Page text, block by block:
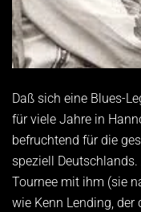
Daß sich eine Blues-
für viele Jahre in
befruchtend für die
speziell
Tournee mit ihm (sie
wie Kenn Lending,